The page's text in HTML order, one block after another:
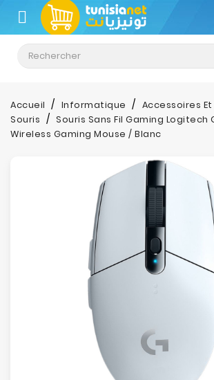
CATÉGORIE
Climatisation
Informatique
Téléphonie
Electroménager
Accueil Informatique
Accessoires
Souris
Souris Sans Fil Gaming Logitech
Wireless Gaming Mouse / Blanc